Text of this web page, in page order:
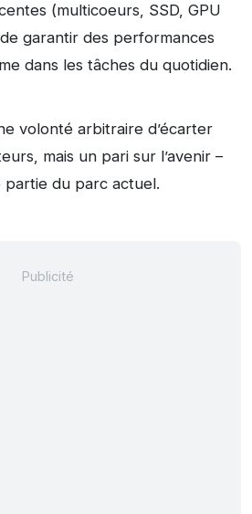
(multicoeurs, SSD, GPU
garantir des performances
dans les tâches du quotidien.
volonté arbitraire d’écarter
mais un pari sur l’avenir –
du parc actuel.